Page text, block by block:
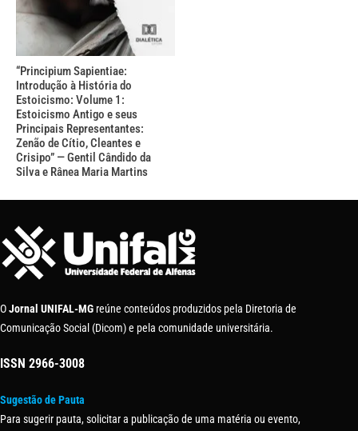
“Principium Sapientiae:
Introdução à História do
Estoicismo: Volume 1:
Estoicismo Antigo e seus
Principais Representantes:
Zenão de Cítio, Cleantes e
Crisipo” — Gentil Cândido da
Silva e Rânea Maria Martins
OJornal UNIFAL-MG reúne conteúdos produzidos pela Diretoria de
Comunicação Social (Dicom) e pela comunidade universitária.
ISSN 2966-3008
Sugestão de Pauta
Para sugerir pauta, solicitar a publicação de uma matéria ou evento,